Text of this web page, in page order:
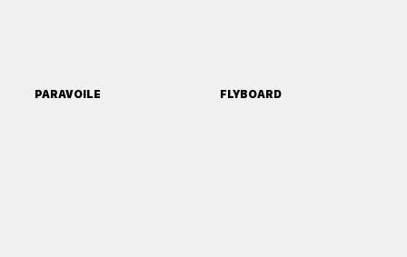
PARAVOILE FLYBOARD